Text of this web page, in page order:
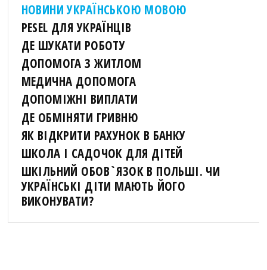
НОВИНИ УКРАЇНСЬКОЮ МОВОЮ
PESEL ДЛЯ УКРАЇНЦІВ
ДЕ ШУКАТИ РОБОТУ
ДОПОМОГА З ЖИТЛОМ
МЕДИЧНА ДОПОМОГА
ДОПОМІЖНІ ВИПЛАТИ
ДЕ ОБМІНЯТИ ГРИВНЮ
ЯК ВІДКРИТИ РАХУНОК В БАНКУ
ШКОЛА І САДОЧОК ДЛЯ ДІТЕЙ
ШКІЛЬНИЙ ОБОВ`ЯЗОК В ПОЛЬШІ. ЧИ
УКРАЇНСЬКІ ДІТИ МАЮТЬ ЙОГО
ВИКОНУВАТИ?